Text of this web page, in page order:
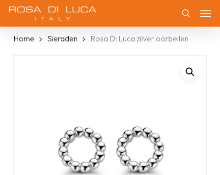
Skip
content
Home Sieraden Rosa Di Luca zilver oorbellen